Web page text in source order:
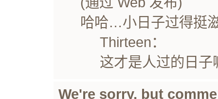
哈哈…小日子过得挺
Thirteen：
这才是人过的日子
We're sorry, but